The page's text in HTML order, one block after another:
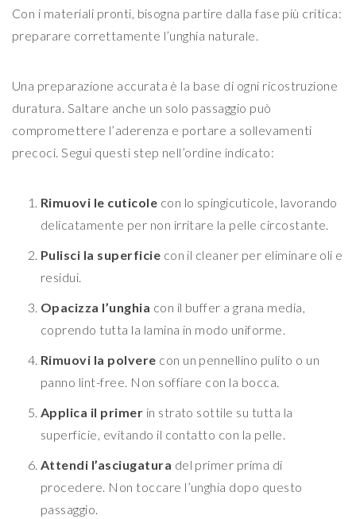
Con i materiali pronti, bisogna partire dalla fase più critica:
preparare correttamente l’unghia naturale.
Una preparazione accurata è la base di ogni ricostruzione
duratura. Saltare anche un solo passaggio può
compromettere l’aderenza e portare a sollevamenti
precoci. Segui questi step nell’ordine indicato:
Rimuovi le cuticole con lo spingicuticole, lavorando
delicatamente per non irritare la pelle circostante.
Pulisci la superficie con il cleaner per eliminare oli e
residui.
Opacizza l’unghia con il buffer a grana media,
coprendo tutta la lamina in modo uniforme.
Rimuovi la polvere con un pennellino pulito o un
panno lint-free. Non soffiare con la bocca.
Applica il primer in strato sottile su tutta la
superficie, evitando il contatto con la pelle.
Attendi l’asciugatura del primer prima di
procedere. Non toccare l’unghia dopo questo
passaggio.